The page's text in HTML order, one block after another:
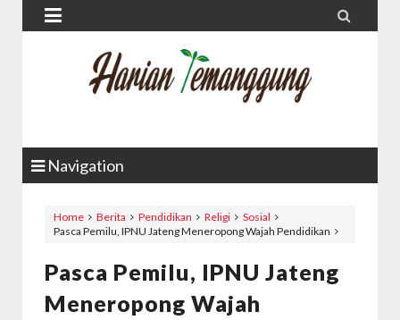
 
Navigation
Home Berita Pendidikan Religi
Sosial
Pasca Pemilu, IPNU Jateng Meneropong Wajah Pendidikan
Pasca Pemilu, IPNU Jateng
Meneropong Wajah